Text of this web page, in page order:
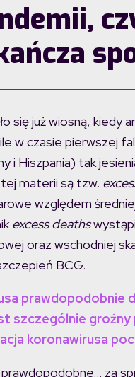
się już wiosną, kiedy
w czasie pierwszej
i Hiszpania) tak
materii są tzw.
względem
excess deaths
oraz wschodniej
BCG.
prawdopodobnie
szczególnie
koronawirusa
za